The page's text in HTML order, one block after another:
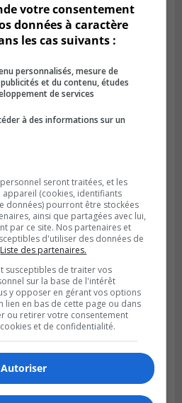
une nouvelle
bien de la population
Saint-Lambert craint le
MET
votre consentement
données à caractère
les cas suivants :
personnalisés, mesure de
et du contenu, études
de services
à des informations sur un
seront traitées, et les
(cookies, identifiants
données) pourront être stockées
ainsi que partagées avec lui,
par ce site. Nos partenaires et
d'utiliser des données de
Liste des partenaires.
susceptibles de traiter vos
sur la base de l'intérêt
y opposer en gérant vos options
lien en bas de cette page ou dans
ou retirer votre consentement
et de confidentialité.
Autoriser